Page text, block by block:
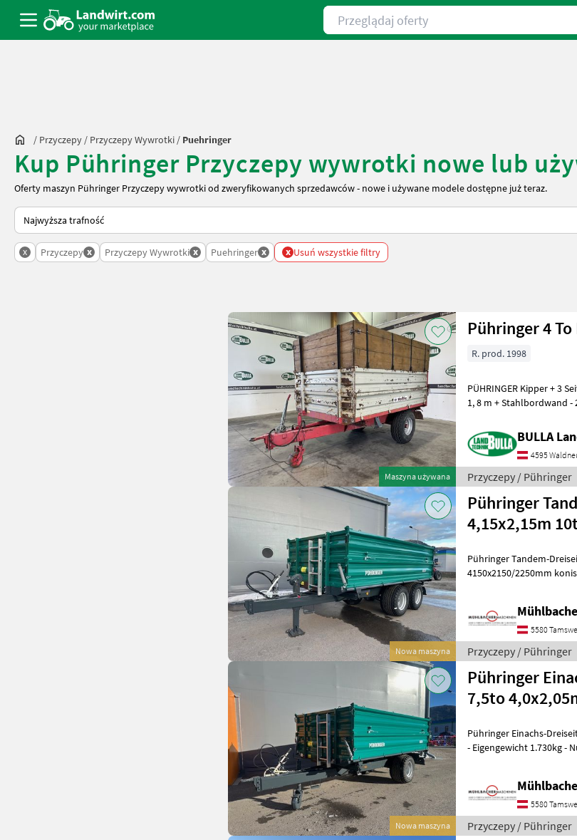
Przeglądaj oferty
/ Przyczepy / Przyczepy Wywrotki / Puehringer
Kup Pühringer Przyczepy wywrotki nowe lub
Oferty maszyn Pühringer Przyczepy wywrotki od zweryfikowanych sprzedawców - nowe i używane modele dostępne już teraz.
Tak sortuje się na Landwirt.com
x Przyczepy x Przyczepy Wywrotki x Puehringer x x Usuń wszystkie filtry
Maszyna używana
Pühringer 4
R. prod. 1998
PÜHRINGER Kipper + 3
1, 8 m + Stahlbordwand -
BULLA
4595
Przyczepy / Pühringer
Nowa maszyna
Pühringer
4,15x2,15m
Pühringer Tandem-
4150x2150/2250mm
5580
Przyczepy / Pühringer
Nowa maszyna
Pühringer
7,5to
Pühringer Einachs-Dreiseitenkipper 4020 -
- Eigengewicht 1.730kg -
5580
Przyczepy / Pühringer